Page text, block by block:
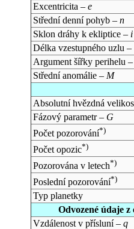
Excentricita – e
Střední denní pohyb – n
Sklon dráhy k ekliptice – i
Délka vzestupného uzlu –
Argument šířky perihelu
Střední anomálie – M
Absolutní hvězdná
Fázový parametr – G
Počet pozorování*)
Počet opozic*)
Pozorována v letech*)
Poslední pozorování*)
Typ planetky
Odvozené údaje
Vzdálenost v přísluní – q